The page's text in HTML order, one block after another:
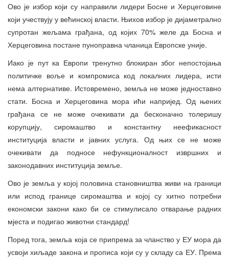
Ово је избор који су направили лидери Босне и Херцеговине
који учествују у већинској власти. Њихов избор је дијаметрално
супротан жељама грађана, од којих 70% желе да Босна и
Херцеговина постане пуноправна чланица Европске уније.
Иако је пут ка Европи тренутно блокиран због непостојања
политичке воље и компромиса код локалних лидера, исти
нема алтернативе. Истовремено, земља не може једноставно
стати. Босна и Херцеговина мора ићи напријед. Од њених
грађана се не може очекивати да бесконачно толеришу
корупцију, сиромаштво и константну неефикасност
институција власти и јавних услуга. Од њих се не може
очекивати да подносе нефункционалност извршних и
законодавних институција земље.
Ово је земља у којој половина становништва живи на граници
или испод границе сиромаштва и којој су хитно потребни
економски закони како би се стимулисало отварање радних
мјеста и подигао животни стандард!
Поред тога, земља која се припрема за чланство у ЕУ мора да
усвоји хиљаде закона и прописа који су у складу са ЕУ. Према